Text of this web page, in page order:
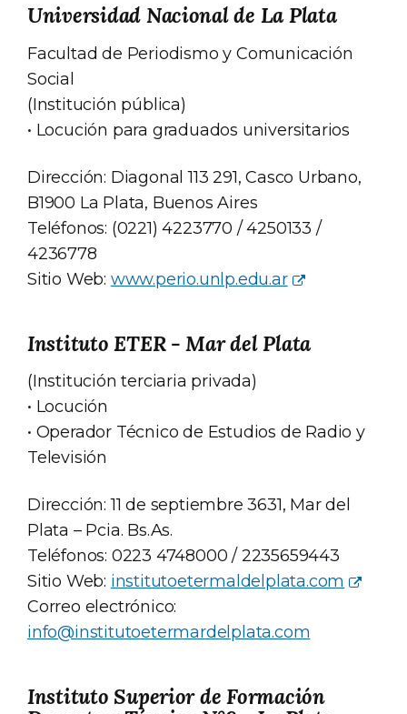
Universidad Nacional de La Plata
Facultad de Periodismo y Comunicación
Social
(Institución pública)
• Locución para graduados universitarios
Dirección: Diagonal 113 291, Casco Urbano,
B1900 La Plata, Buenos Aires
Teléfonos: (0221) 4223770 / 4250133 /
4236778
Sitio Web: www.perio.unlp.edu.ar
Instituto ETER - Mar del Plata
(Institución terciaria privada)
• Locución
• Operador Técnico de Estudios de Radio y
Televisión
Dirección: 11 de septiembre 3631, Mar del
Plata – Pcia. Bs.As.
Teléfonos: 0223 4748000 / 2235659443
Sitio Web: institutoetermaldelplata.com
Correo electrónico:
info@institutoetermardelplata.com
Instituto Superior de Formación